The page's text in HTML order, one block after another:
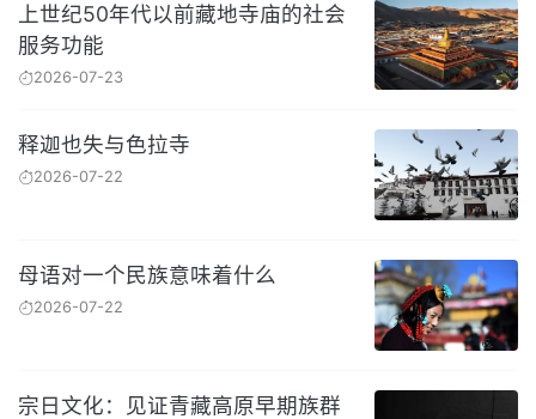
上世纪50年代以前藏地寺庙的社会
服务功能
2026-07-23
释迦也失与色拉寺
2026-07-22
母语对一个民族意味着什么
2026-07-22
宗日文化：见证青藏高原早期族群